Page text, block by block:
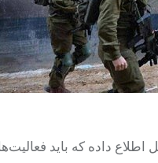
داده که باید